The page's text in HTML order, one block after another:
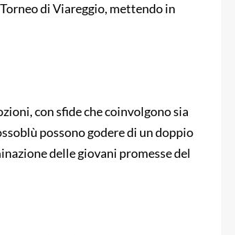
di Viareggio, mettendo in
con sfide che coinvolgono sia
possono godere di un doppio
delle giovani promesse del